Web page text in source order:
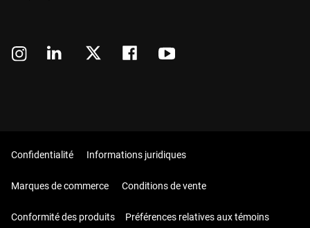
Confidentialité Informations juridiques
Marques de commerce Conditions de vente